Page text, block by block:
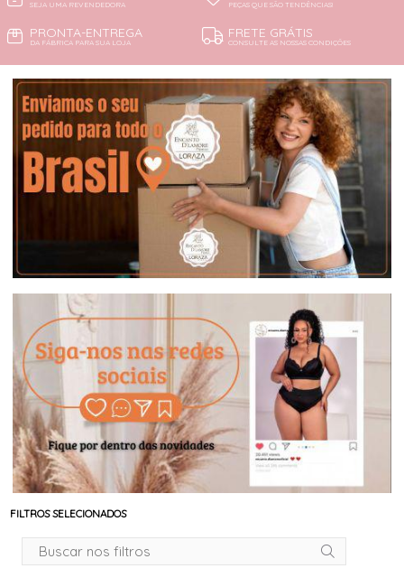
SEJA UMA REVENDEDORA PEÇAS QUE SÃO TENDÊNCIAS!
PRONTA-ENTREGA
DA FÁBRICA PARA SUA LOJA
FRETE GRÁTIS
CONSULTE AS NOSSAS CONDIÇÕES
FILTROS SELECIONADOS